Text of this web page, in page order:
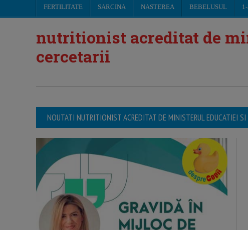
FERTILITATE SARCINA NASTEREA BEBELUSUL
nutritionist acreditat de
cercetarii
NOUTATI NUTRITIONIST ACREDITAT DE MINISTERUL EDUCATIEI SI